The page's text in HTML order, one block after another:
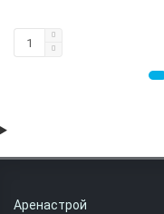
Аренастрой